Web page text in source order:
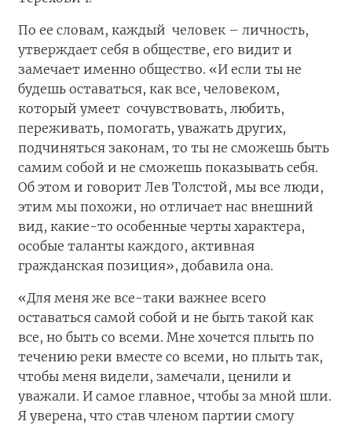
По ее словам, каждый человек – личность,
утверждает себя в обществе, его видит и
замечает именно общество. «И если ты не
будешь оставаться, как все, человеком,
который умеет сочувствовать, любить,
переживать, помогать, уважать других,
подчиняться законам, то ты не сможешь быть
самим собой и не сможешь показывать себя.
Об этом и говорит Лев Толстой, мы все люди,
этим мы похожи, но отличает нас внешний
вид, какие-то особенные черты характера,
особые таланты каждого, активная
гражданская позиция», добавила она.
«Для меня же все-таки важнее всего
оставаться самой собой и не быть такой как
все, но быть со всеми. Мне хочется плыть по
течению реки вместе со всеми, но плыть так,
чтобы меня видели, замечали, ценили и
уважали. И самое главное, чтобы за мной шли.
Я уверена, что став членом партии смогу